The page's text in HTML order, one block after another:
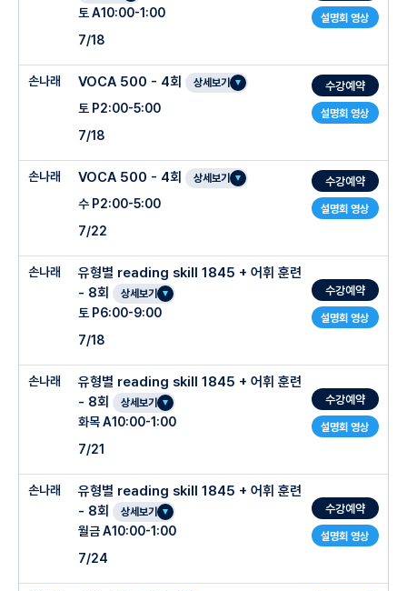
설명회 영상
토 A10:00-1:00
7/18
손나래
설명회 영상
VOCA 500 - 4회 상세보기
토 P2:00-5:00
7/18
수강예약
손나래
설명회 영상
VOCA 500 - 4회 상세보기
수 P2:00-5:00
7/22
수강예약
손나래
설명회 영상
유형별 reading skill 1845 + 어휘 훈련
- 8회
상세보기
토 P6:00-9:00
7/18
수강예약
손나래
설명회 영상
유형별 reading skill 1845 + 어휘 훈련
- 8회
상세보기
화목 A10:00-1:00
7/21
수강예약
손나래
설명회 영상
유형별 reading skill 1845 + 어휘 훈련
- 8회
상세보기
월금 A10:00-1:00
7/24
수강예약